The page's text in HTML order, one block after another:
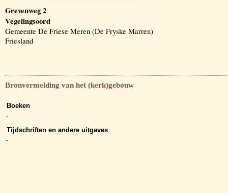
Grevenweg 2
Vegelingsoord
Gemeente De Friese Meren (De Fryske Marren)
Friesland
Bronvermelding van het (kerk)gebouw
Boeken
-
Tijdschriften en andere uitgaves
-